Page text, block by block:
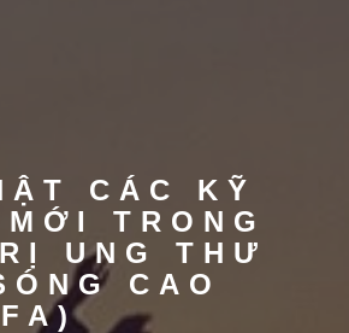
CÁC KỸ
TRONG
UNG THƯ
CAO